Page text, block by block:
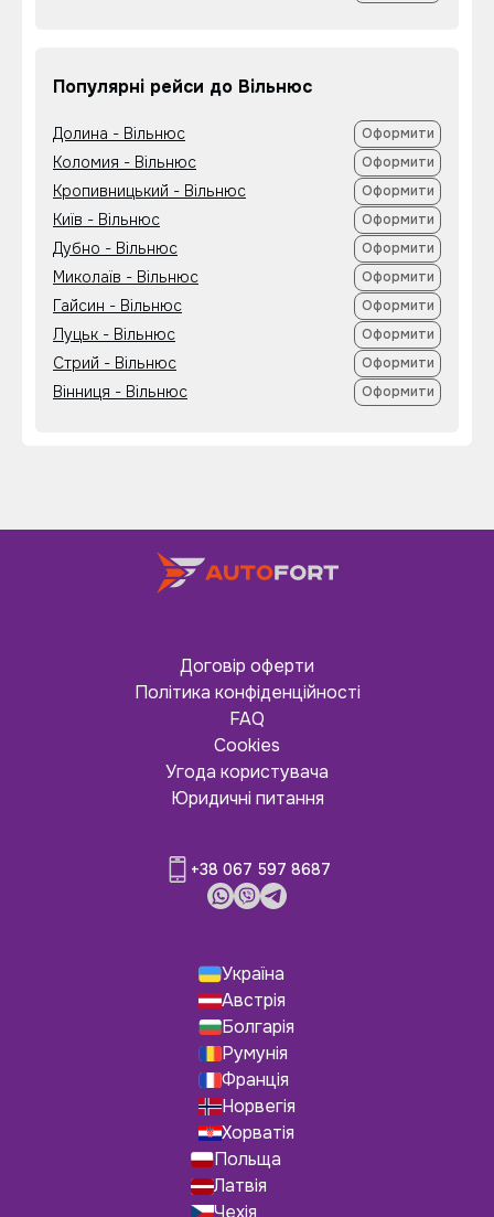
Популярні рейси до Вільнюс
Долина - Вільнюс Оформити
Коломия - Вільнюс Оформити
Кропивницький - Вільнюс Оформити
Київ - Вільнюс Оформити
Дубно - Вільнюс Оформити
Миколаїв - Вільнюс Оформити
Гайсин - Вільнюс Оформити
Луцьк - Вільнюс Оформити
Стрий - Вільнюс Оформити
Вінниця - Вільнюс Оформити
Договір оферти
Політика конфіденційності
FAQ
Cookies
Угода користувача
Юридичні питання
+38 067 597 8687
Україна
Австрія
Болгарія
Румунія
Франція
Норвегія
Хорватія
Польща
Латвія
Чехія